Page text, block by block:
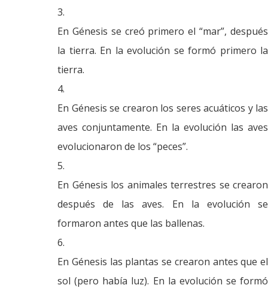
En Génesis se creó primero el “mar”, después
la tierra. En la evolución se formó primero la
tierra.
En Génesis se crearon los seres acuáticos y las
aves conjuntamente. En la evolución las aves
evolucionaron de los “peces”.
En Génesis los animales terrestres se crearon
después de las aves. En la evolución se
formaron antes que las ballenas.
En Génesis las plantas se crearon antes que el
sol (pero había luz). En la evolución se formó